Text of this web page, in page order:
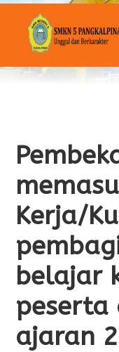
Kerja/
belajar
peserta
ajaran